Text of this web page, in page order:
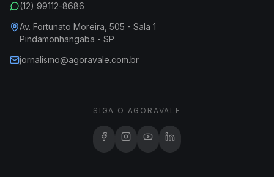
(12) 99112-8686
Av. Fortunato Moreira, 505 - Sala 1
Pindamonhangaba - SP
jornalismo@agoravale.com.br
SIGA O AGORAVALE